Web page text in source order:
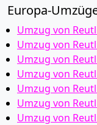
Europa-
Umzug von
Umzug von
Umzug von
Umzug von
Umzug von
Umzug von
Umzug von